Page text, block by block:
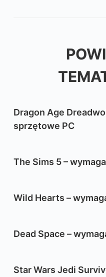
Dragon Age
sprzętowe PC
The Sims 5 –
Wild Hearts –
Dead Space –
Star Wars Jedi